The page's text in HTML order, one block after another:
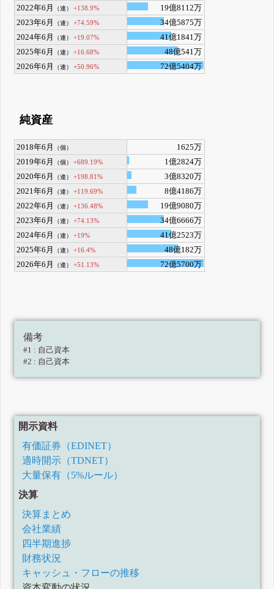
2022年6月
（連） +138.9%
19億8112万
2023年6月
（連） +74.59%
34億5875万
2024年6月
（連） +19.07%
41億1841万
2025年6月
（連） +16.68%
48億541万
2026年6月
（連） +50.96% 72億5404万
純資産
2018年6月 （個）
1625万
2019年6月
（個） +689.19%
1億2824万
2020年6月
（連） +198.81%
3億8320万
2021年6月
（連） +119.69%
8億4186万
2022年6月
（連） +136.48%
19億9080万
2023年6月
（連） +74.13%
34億6666万
2024年6月
（連） +19%
41億2523万
2025年6月
（連） +16.4%
48億182万
2026年6月
（連） +51.13% 72億5700万
備考
#1 : 自己資本
#2 : 自己資本
開示資料
有価証券（EDINET）
適時開示（TDNET）
大量保有（5%ルール）
決算
決算まとめ
会社業績
四半期進捗
財務状況
キャッシュ・フローの推移